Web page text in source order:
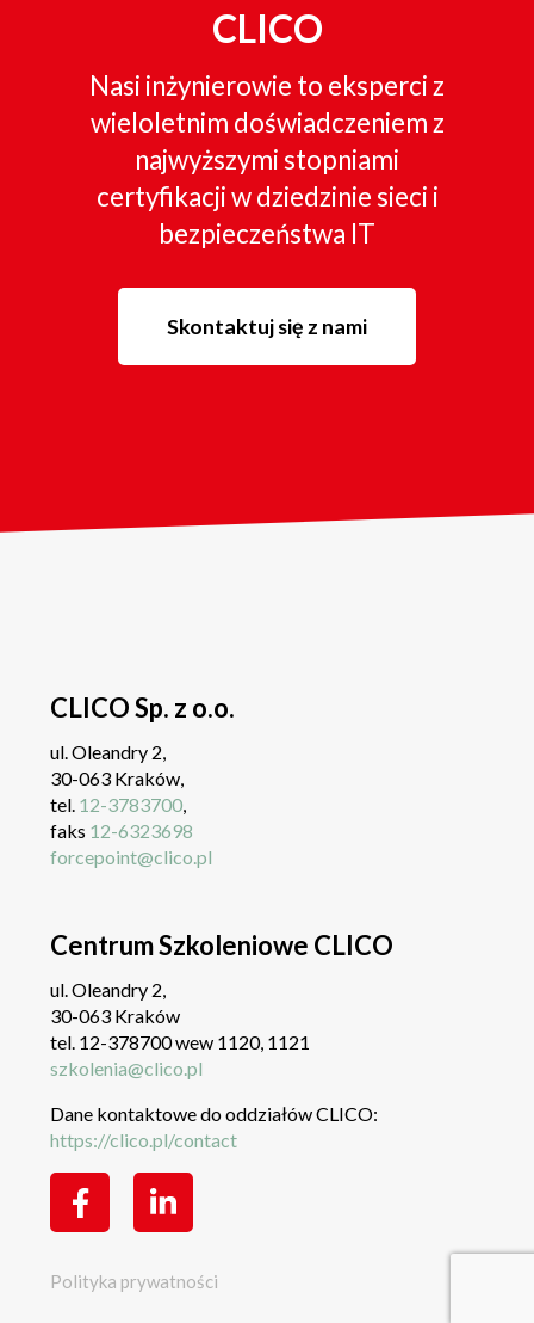
CLICO
Nasi inżynierowie to eksperci z
wieloletnim doświadczeniem z
najwyższymi stopniami
certyfikacji w dziedzinie sieci i
bezpieczeństwa IT
Skontaktuj się z nami
CLICO Sp. z o.o.
ul. Oleandry 2,
30-063 Kraków,
tel. 12-3783700,
faks 12-6323698
forcepoint@clico.pl
Centrum Szkoleniowe CLICO
ul. Oleandry 2,
30-063 Kraków
tel. 12-378700 wew 1120, 1121
szkolenia@clico.pl
Dane kontaktowe do oddziałów CLICO:
https://clico.pl/contact
Polityka prywatności